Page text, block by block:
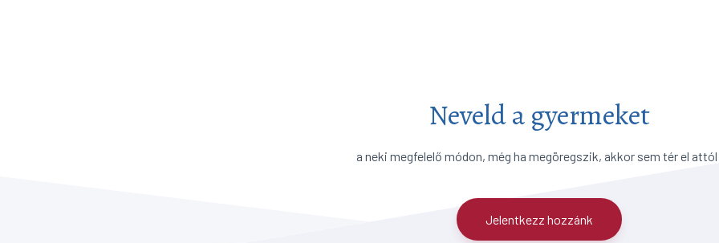
Neveld a gyermeket
a neki megfelelő módon, még ha megöregszik, akkor sem tér el
Jelentkezz hozzánk